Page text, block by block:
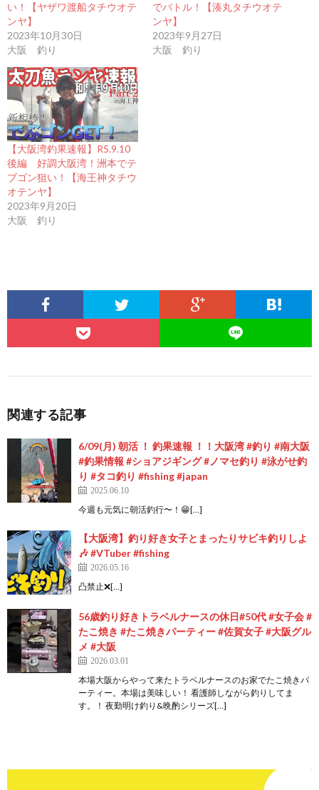
い！【ヤザワ渡船タチウオテ
ンヤ】
2023年10月30日
大阪 釣り
でバトル！【湊丸タチウオテ
ンヤ】
2023年9月27日
大阪 釣り
【大阪湾釣果速報】R5.9.10
後編 好調大阪湾！洲本でテ
ブゴン狙い！【海王神タチウ
オテンヤ】
2023年9月20日
大阪 釣り
関連する記事
6/09(月) 朝活 ！ 釣果速報 ！！大阪湾 #釣り #南大阪
#釣果情報 #ショアジギング #ノマセ釣り #泳がせ釣
り #タコ釣り #fishing #japan
2025.06.10
今週も元気に朝活釣行〜！😁[…]
【大阪湾】釣り好き女子とまったりサビキ釣りしよ
🎶 #VTuber #fishing
2026.05.16
凸禁止❌[…]
56歳釣り好きトラベルナースの休日#50代 #女子会 #
たこ焼き #たこ焼きパーティー #佐賀女子 #大阪グル
メ #大阪
2026.03.01
本場大阪からやって来たトラベルナースのお家でたこ焼きパ
ーティー。本場は美味しい！ 看護師しながら釣りしてま
す。！ 夜勤明け釣り&晩酌シリーズ[…]